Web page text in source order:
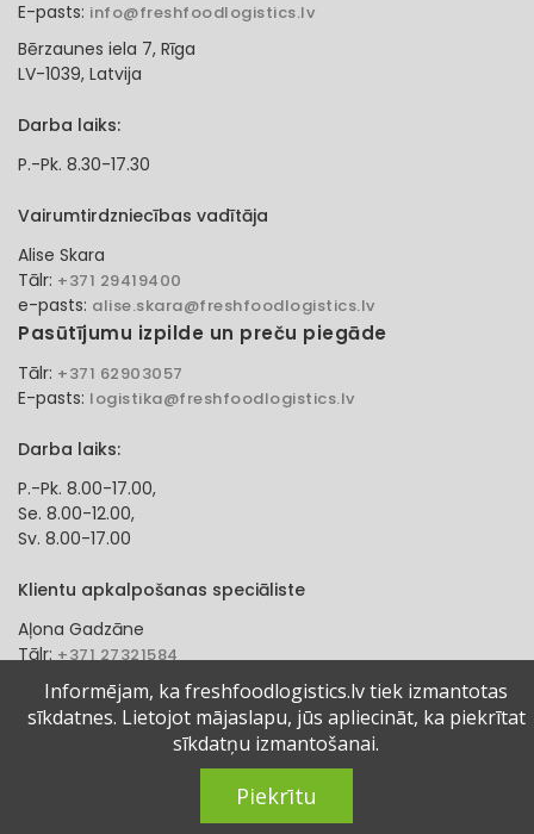
E-pasts: info@freshfoodlogistics.lv
Bērzaunes iela 7, Rīga
LV-1039, Latvija
Darba laiks:
P.-Pk. 8.30-17.30
Vairumtirdzniecības vadītāja
Alise Skara
Tālr: +371 29419400
e-pasts: alise.skara@freshfoodlogistics.lv
Pasūtījumu izpilde un preču piegāde
Tālr: +371 62903057
E-pasts: logistika@freshfoodlogistics.lv
Darba laiks:
P.-Pk. 8.00-17.00,
Se. 8.00-12.00,
Sv. 8.00-17.00
Klientu apkalpošanas speciāliste
Aļona Gadzāne
Tālr:+371 27321584
e-pasts: alona.gadzane@freshfoodlogistics.lv
© 2024 Fresh Food Logistics SIA. Visas tiesības aizsargātas.
Informējam, ka freshfoodlogistics.lv tiek izmantotas
sīkdatnes. Lietojot mājaslapu, jūs apliecināt, ka piekrītat
sīkdatņu izmantošanai.
Piekrītu